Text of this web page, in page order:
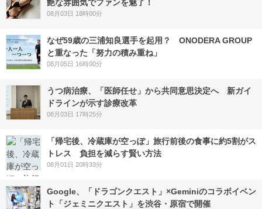
艶な雰囲気でファンを魅了！
08月03日 18時00分
なぜ59歳の三浦知良選手を起用？ ONODERA GROUP
と重なった「努力の積み重ね」
08月05日 16時00分
うつ病治療、「医師任せ」から共同意思決定へ 新ガイ
ドラインが示す診療改革
08月03日 17時25分
「帰宅後、冷蔵庫が空っぽ」旅行前後の食事に約5割がス
トレス 負担を減らす賢い方法
08月01日 20時33分
Google、「ドラゴンクエスト」×Geminiのコラボイベン
ト「ジェミニクエスト」を渋谷・原宿で開催